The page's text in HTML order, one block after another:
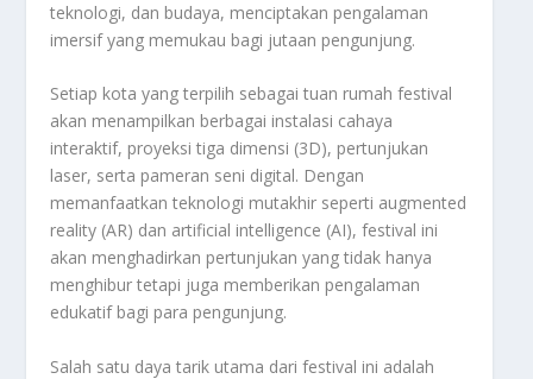
teknologi, dan budaya, menciptakan pengalaman
imersif yang memukau bagi jutaan pengunjung.
Setiap kota yang terpilih sebagai tuan rumah festival
akan menampilkan berbagai instalasi cahaya
interaktif, proyeksi tiga dimensi (3D), pertunjukan
laser, serta pameran seni digital. Dengan
memanfaatkan teknologi mutakhir seperti augmented
reality (AR) dan artificial intelligence (AI), festival ini
akan menghadirkan pertunjukan yang tidak hanya
menghibur tetapi juga memberikan pengalaman
edukatif bagi para pengunjung.
Salah satu daya tarik utama dari festival ini adalah